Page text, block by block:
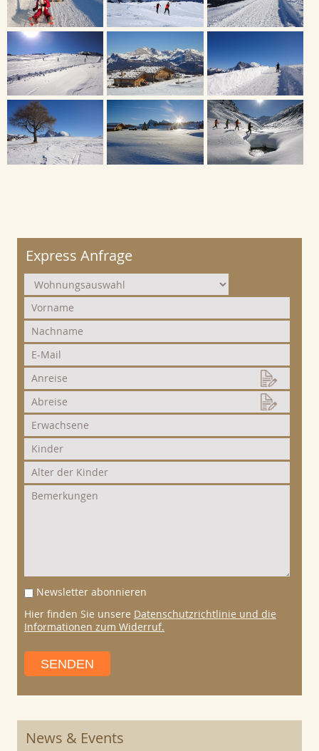
Express Anfrage
Newsletter abonnieren
Hier finden Sie unsere Datenschutzrichtlinie und die
Informationen zum Widerruf.
SENDEN
News & Events